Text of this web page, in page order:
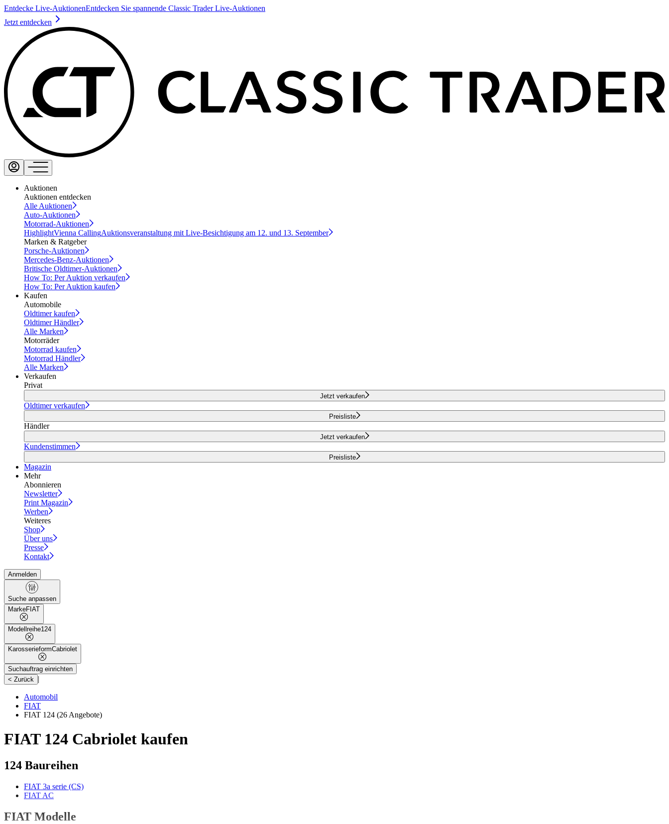
Entdecke Live-AuktionenEntdecken Sie spannende Classic Trader Live-Auktionen
Jetzt entdecken
Auktionen
Auktionen entdecken
Alle Auktionen
Auto-Auktionen
Motorrad-Auktionen
HighlightVienna CallingAuktionsveranstaltung mit Live-Besichtigung am 12. und 13. September
Marken & Ratgeber
Porsche-Auktionen
Mercedes-Benz-Auktionen
Britische Oldtimer-Auktionen
How To: Per Auktion verkaufen
How To: Per Auktion kaufen
Kaufen
Automobile
Oldtimer kaufen
Oldtimer Händler
Alle Marken
Motorräder
Motorrad kaufen
Motorrad Händler
Alle Marken
Verkaufen
Privat
Jetzt verkaufen
Oldtimer verkaufen
Preisliste
Händler
Jetzt verkaufen
Kundenstimmen
Preisliste
Magazin
Mehr
Abonnieren
Newsletter
Print Magazin
Werben
Weiteres
Shop
Über uns
Presse
Kontakt
Anmelden
Suche anpassen
MarkeFIAT
Modellreihe124
KarosserieformCabriolet
Suchauftrag einrichten
< Zurück
|
Automobil
FIAT
FIAT 124 (26 Angebote)
FIAT 124 Cabriolet kaufen
124 Baureihen
FIAT 3a serie (CS)
FIAT AC
FIAT Modelle